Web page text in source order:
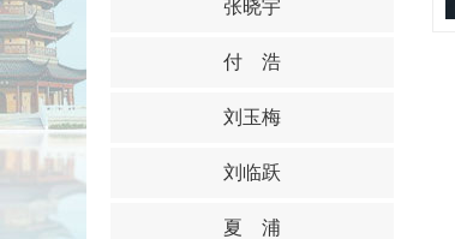
张晓宇
付 浩
刘玉梅
刘临跃
夏 浦